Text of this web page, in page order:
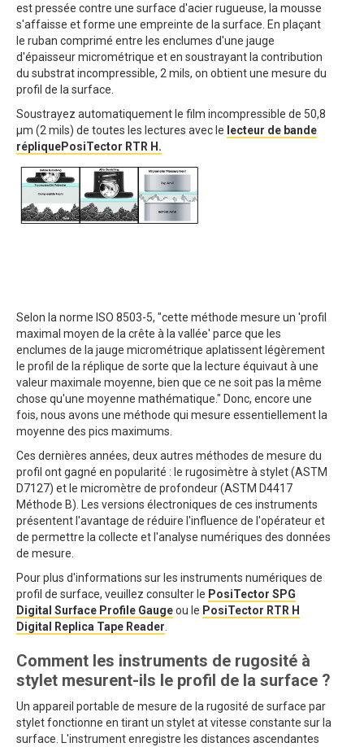
est pressée contre une surface d'acier rugueuse, la mousse
s'affaisse et forme une empreinte de la surface. En plaçant
le ruban comprimé entre les enclumes d'une jauge
d'épaisseur micrométrique et en soustrayant la contribution
du substrat incompressible, 2 mils, on obtient une mesure du
profil de la surface.
Soustrayez automatiquement le film incompressible de 50,8
μm (2 mils) de toutes les lectures avec le lecteur de bande
répliquePosiTector RTR H.
Selon la norme ISO 8503-5, "cette méthode mesure un 'profil
maximal moyen de la crête à la vallée' parce que les
enclumes de la jauge micrométrique aplatissent légèrement
le profil de la réplique de sorte que la lecture équivaut à une
valeur maximale moyenne, bien que ce ne soit pas la même
chose qu'une moyenne mathématique." Donc, encore une
fois, nous avons une méthode qui mesure essentiellement la
moyenne des pics maximums.
Ces dernières années, deux autres méthodes de mesure du
profil ont gagné en popularité : le rugosimètre à stylet (ASTM
D7127) et le micromètre de profondeur (ASTM D4417
Méthode B). Les versions électroniques de ces instruments
présentent l'avantage de réduire l'influence de l'opérateur et
de permettre la collecte et l'analyse numériques des données
de mesure.
Pour plus d'informations sur les instruments numériques de
profil de surface, veuillez consulter le PosiTector SPG
Digital Surface Profile Gaugeou le PosiTector RTR H
Digital Replica Tape Reader
Comment les instruments de rugosité à
stylet mesurent-ils le profil de la surface ?
Un appareil portable de mesure de la rugosité de surface par
stylet fonctionne en tirant un stylet at vitesse constante sur la
surface. L'instrument enregistre les distances ascendantes